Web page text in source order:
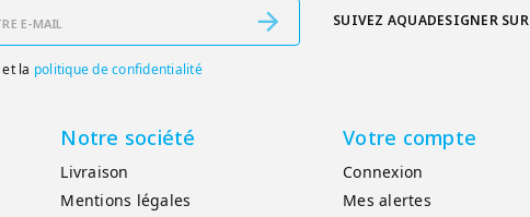
et la politique de confidentialité
SUIVEZ AQUADESIGNER SUR
Notre société
Livraison
Mentions légales
Votre compte
Connexion
Mes alertes